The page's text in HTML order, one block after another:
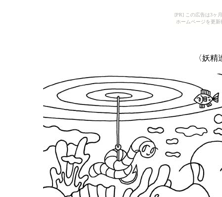
[PR] この広告は3ヶ
ホームページを更
〈妖